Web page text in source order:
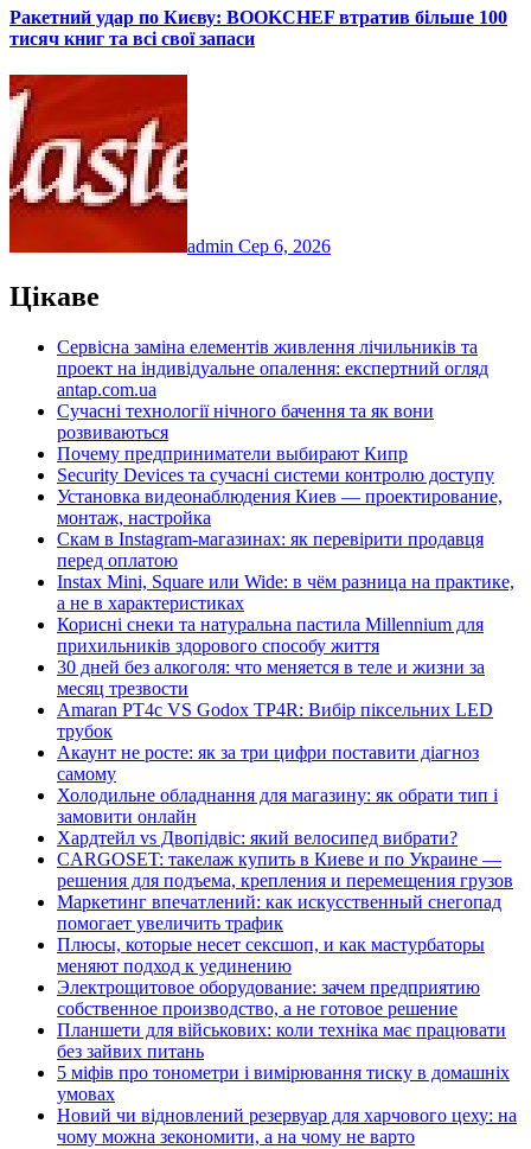
Ракетний удар по Києву: BOOKCHEF втратив більше 100
тисяч книг та всі свої запаси
admin Сер 6, 2026
Цікаве
Сервісна заміна елементів живлення лічильників та
проект на індивідуальне опалення: експертний огляд
antap.com.ua
Сучасні технології нічного бачення та як вони
розвиваються
Почему предприниматели выбирают Кипр
Security Devices та сучасні системи контролю доступу
Установка видеонаблюдения Киев — проектирование,
монтаж, настройка
Скам в Instagram-магазинах: як перевірити продавця
перед оплатою
Instax Mini, Square или Wide: в чём разница на практике,
а не в характеристиках
Корисні снеки та натуральна пастила Millennium для
прихильників здорового способу життя
30 дней без алкоголя: что меняется в теле и жизни за
месяц трезвости
Amaran PT4c VS Godox TP4R: Вибір піксельних LED
трубок
Акаунт не росте: як за три цифри поставити діагноз
самому
Холодильне обладнання для магазину: як обрати тип і
замовити онлайн
Хардтейл vs Двопідвіс: який велосипед вибрати?
CARGOSET: такелаж купить в Киеве и по Украине —
решения для подъема, крепления и перемещения грузов
Маркетинг впечатлений: как искусственный снегопад
помогает увеличить трафик
Плюсы, которые несет сексшоп, и как мастурбаторы
меняют подход к уединению
Электрощитовое оборудование: зачем предприятию
собственное производство, а не готовое решение
Планшети для військових: коли техніка має працювати
без зайвих питань
5 міфів про тонометри і вимірювання тиску в домашніх
умовах
Новий чи відновлений резервуар для харчового цеху: на
чому можна зекономити, а на чому не варто